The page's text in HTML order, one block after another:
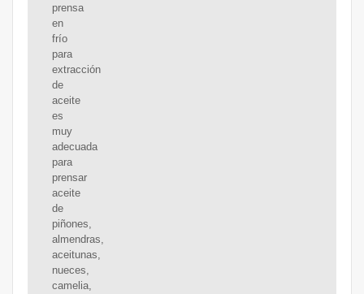
prensa
en
frío
para
extracción
de
aceite
es
muy
adecuada
para
prensar
aceite
de
piñones,
almendras,
aceitunas,
nueces,
camelia,